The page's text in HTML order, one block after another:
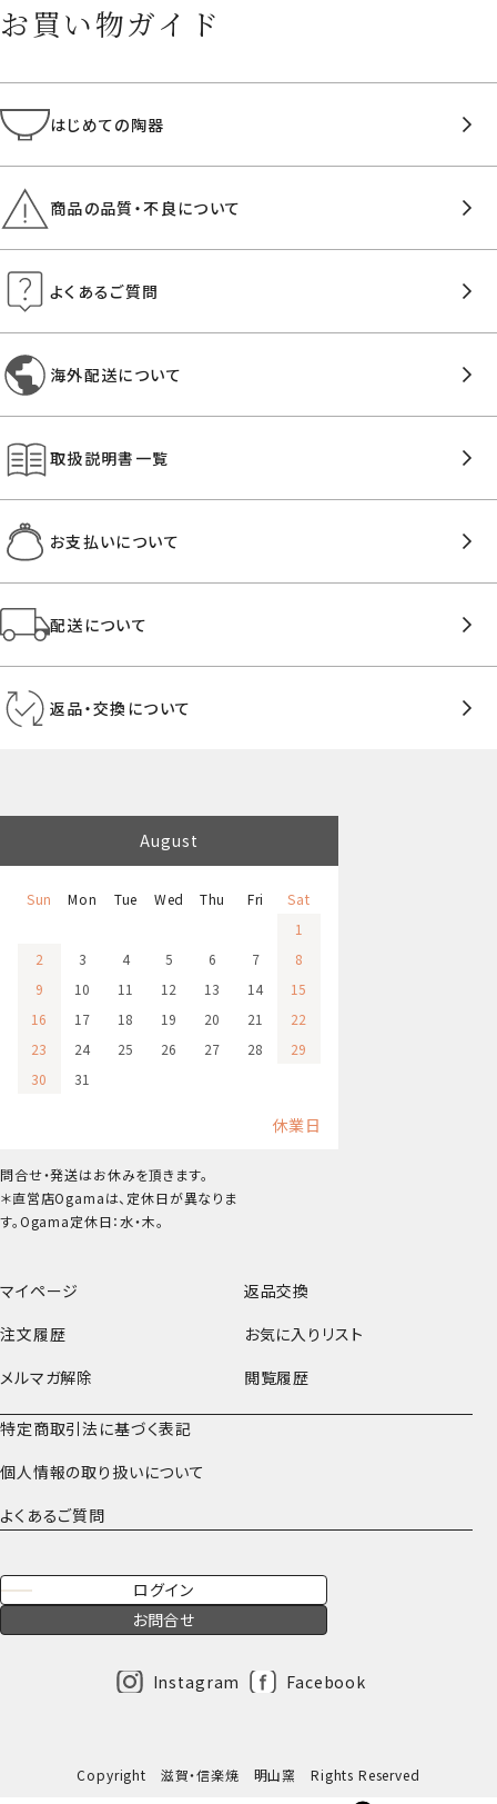
お買い物ガイド
はじめての陶器
商品の品質・不良について
よくあるご質問
海外配送について
取扱説明書一覧
お支払いについて
配送について
返品・交換について
マイページ
返品交換
注文履歴
お気に入りリスト
メルマガ解除
閲覧履歴
特定商取引法に基づく表記
個人情報の取り扱いについて
よくあるご質問
ログイン
お問合せ
Instagram Facebook
August
Sun Mon Tue Wed Thu Fri
Sat
1
2
3 4 5 6 7
8
9
10 11 12 13 14
15
16
17 18 19 20 21
22
23
24 25 26 27 28
29
30
31
休業日
問合せ・発送はお休みを頂きます。
＊直営店Ogamaは、定休日が異なりま
す。Ogama定休日：水・木。
Copyright 滋賀・信楽焼 明山窯 Rights Reserved